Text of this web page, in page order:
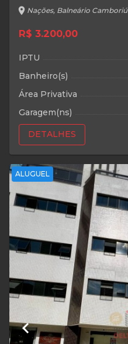
location_on Nações, Balneário Camboriú
R$ 3.200,00
IPTU
Banheiro(s)
Área Privativa
Garagem(ns)
DETALHES
ALUGUEL
keyboard_arrow_left